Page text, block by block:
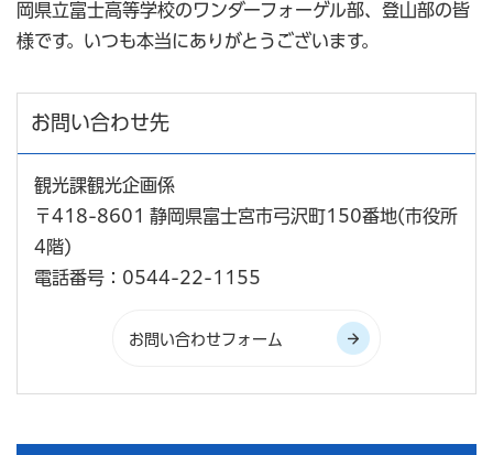
岡県立富士高等学校のワンダーフォーゲル部、登山部の皆
様です。いつも本当にありがとうございます。
お問い合わせ先
観光課観光企画係
〒418-8601 静岡県富士宮市弓沢町150番地(市役所
4階)
電話番号：0544-22-1155